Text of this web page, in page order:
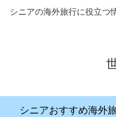
シニアの海外旅行に役立つ
シニアおすすめ海外